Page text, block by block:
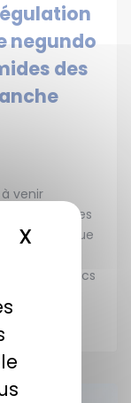
X
negundo
des
venir
de coupe des
exotique
la
site des lacs